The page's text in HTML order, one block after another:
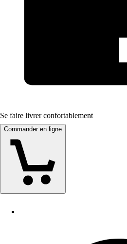
Se faire livrer confortablement
Commander en ligne